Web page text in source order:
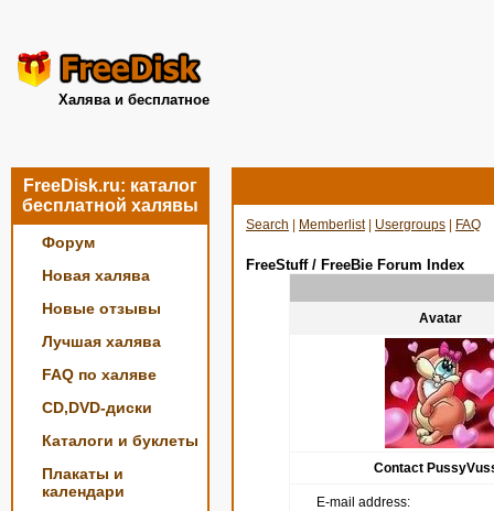
Халява и бесплатное
FreeDisk.ru: каталог
бесплатной халявы
Форум
Новая халява
Новые отзывы
Лучшая халява
FAQ по халяве
CD,DVD-диски
Каталоги и буклеты
Плакаты и
календари
Search Memberlist| Usergroups FAQ
FreeStuff / FreeBie Forum Index
Avatar
Contact
E-mail address: